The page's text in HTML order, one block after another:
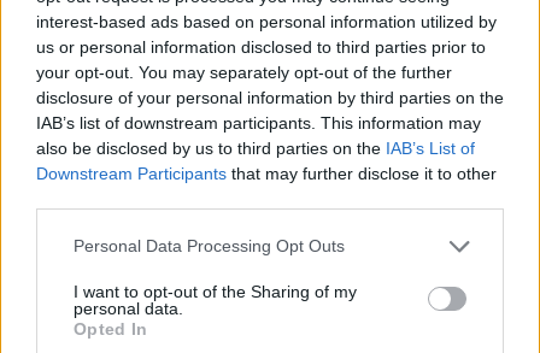
interest-based ads based on personal information utilized by
us or personal information disclosed to third parties prior to
your opt-out. You may separately opt-out of the further
disclosure of your personal information by third parties on the
IAB’s list of downstream participants. This information may
also be disclosed by us to third parties on the IAB’s List of
Downstream Participants that may further disclose it to other
Personal Data Processing Opt Outs
I want to opt-out of the Sharing of my
personal data.
Opted In
1055 Budapest, Balaton utca 8.
Telefon: +361 475 6000 +361
4756005
http://www.nagyhazi.hu
Bemutatkozás: Magas színvonalú festmények és műtárgyak,
gyűjtemények árverezése. Ingyenes értékbecslés. Árveréseinkre
GALÉRIA TOVÁBBI MŰTÁRGYAI